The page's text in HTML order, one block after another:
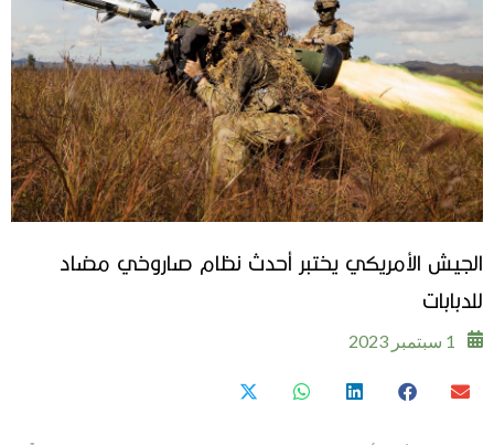
الجيش الأمريكي يختبر أحدث نظام صاروخي مضاد
للدبابات
1 سبتمبر 2023